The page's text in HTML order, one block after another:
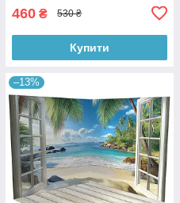
460 ₴ 530 ₴
Купити
–13%